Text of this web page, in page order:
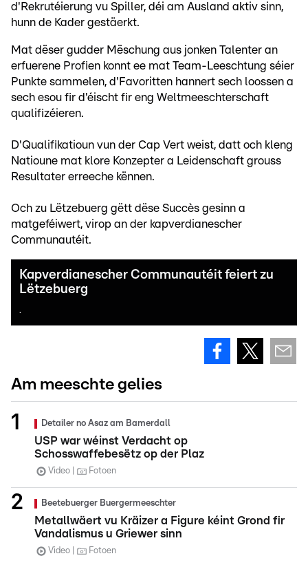
d'Rekrutéierung vu Spiller, déi am Ausland aktiv sinn,
hunn de Kader gestäerkt.
Mat dëser gudder Mëschung aus jonken Talenter an
erfuerene Profien konnt ee mat Team-Leeschtung séier
Punkte sammelen, d'Favoritten hannert sech loossen a
sech esou fir d'éischt fir eng Weltmeeschterschaft
qualifizéieren.
D'Qualifikatioun vun der Cap Vert weist, datt och kleng
Natioune mat klore Konzepter a Leidenschaft grouss
Resultater erreeche kënnen.
Och zu Lëtzebuerg gëtt dëse Succès gesinn a
matgeféiwert, virop an der kapverdianescher
Communautéit.
Kapverdianescher Communautéit feiert zu
Lëtzebuerg
.
Am meeschte gelies
Detailer no Asaz am Bamerdall
USP war wéinst Verdacht op
Schosswaffebesëtz op der Plaz
Video Fotoen
Beetebuerger Buergermeeschter
Metallwäert vu Kräizer a Figure kéint Grond fir
Vandalismus u Griewer sinn
Video Fotoen